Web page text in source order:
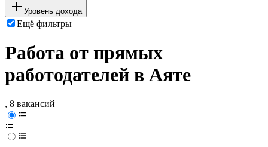
Уровень дохода
Ещё фильтры
Работа от прямых
работодателей в Аяте
, 8 вакансий